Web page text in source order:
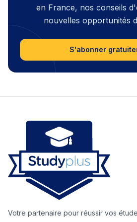
en France, nos conseils
nouvelles opportunités
S'abonner
Votre partenaire pour réussir vos